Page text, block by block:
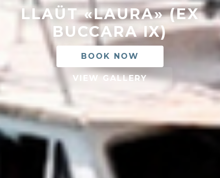
LLAÜT «LAURA» (EX
BUCCARA IX)
BOOK NOW
VIEW GALLERY